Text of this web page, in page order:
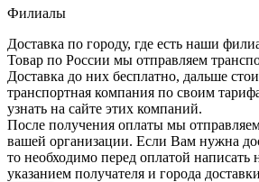
Филиалы
Доставка по городу, где есть наши
Товар по России мы отправляем
Доставка до них бесплатно, дальше
транспортная компания по своим
узнать на сайте этих компаний.
После получения оплаты мы
вашей организации. Если Вам нужна
то необходимо перед оплатой написать
указанием получателя и города